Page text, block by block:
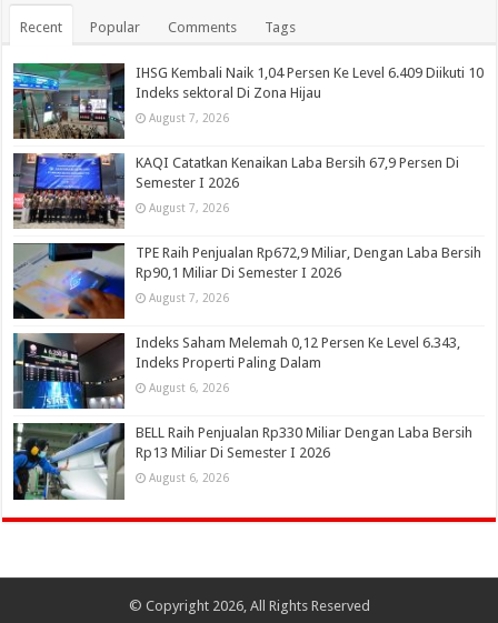
Recent Popular Comments Tags
IHSG Kembali Naik 1,04 Persen Ke Level 6.409 Diikuti 10
Indeks sektoral Di Zona Hijau
August 7, 2026
KAQI Catatkan Kenaikan Laba Bersih 67,9 Persen Di
Semester I 2026
August 7, 2026
TPE Raih Penjualan Rp672,9 Miliar, Dengan Laba Bersih
Rp90,1 Miliar Di Semester I 2026
August 7, 2026
Indeks Saham Melemah 0,12 Persen Ke Level 6.343,
Indeks Properti Paling Dalam
August 6, 2026
BELL Raih Penjualan Rp330 Miliar Dengan Laba Bersih
Rp13 Miliar Di Semester I 2026
August 6, 2026
© Copyright 2026, All Rights Reserved